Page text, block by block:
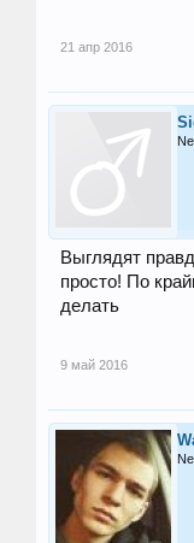
21 апр 2016
Выглядят
просто! По
делать
9 май 2016